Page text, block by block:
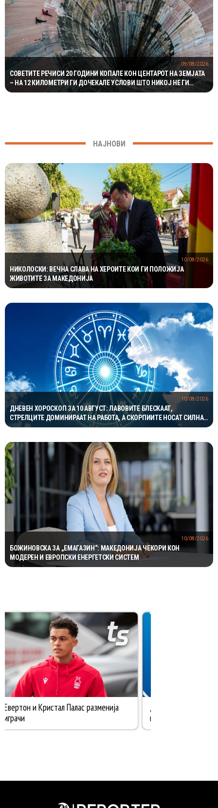
СОВЕТИТЕ РЕЧИСИ 20 ГОДИНИ КОПАЛЕ КОН ЦЕНТАРОТ НА ЗЕМЈАТА
– НА 12 КИЛОМЕТРИ ГИ ДОЧЕКАЛЕ УСЛОВИ ШТО НИКОЈ НЕ ГИ
ОЧЕКУВАЛ
09/08/2026
НАЈНОВИ
НИКОЛОСКИ: ВЕЧНА СЛАВА НА ХЕРОИТЕ КОИ ГИ ПОЛОЖИЈА
ЖИВОТИТЕ ЗА МАКЕДОНИЈА
10/08/2026
ДНЕВЕН ХОРОСКОП ЗА 10 АВГУСТ: ЛАВОВИТЕ БЛЕСКААТ,
СТРЕЛЦИТЕ ДОМИНИРААТ НА РАБОТА, А СКОРПИИТЕ НОСАТ СИЛНА
ЉУБОВНА ЕНЕРГИЈА
10/08/2026
БОЖИНОВСКА ЗА „ЕМАГАЗИН“: МАКЕДОНИЈА ЧЕКОРИ КОН
МОДЕРЕН И ЕВРОПСКИ ЕНЕРГЕТСКИ СИСТЕМ
10/08/2026